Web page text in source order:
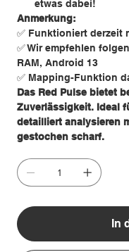
etwas dabei!
Anmerkung:
✅ Funktioniert derzeit
✅ Wir empfehlen
RAM, Android 13
✅ Mapping-Funktion
Das Red Pulse bietet
Zuverlässigkeit. Ideal
detailliert analysieren
gestochen scharf.
In